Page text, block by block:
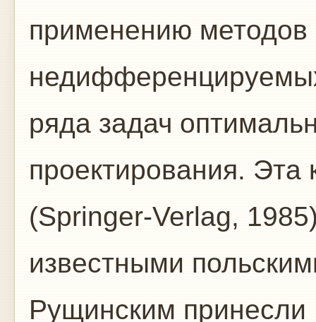
применению
ряда задач
проектирования. Эта
(Springer-Verlag,
известными
Рущинским